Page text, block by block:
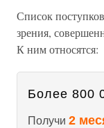
Список
зрения,
К ним относятся:
Более 800
Получи 2